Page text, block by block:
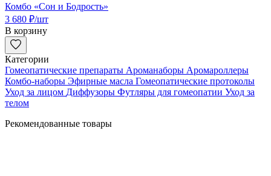
Комбо «Сон и Бодрость»
3 680 ₽/шт
В корзину
Категории
Гомеопатические препараты Ароманаборы Аромароллеры
Комбо-наборы Эфирные масла Гомеопатические протоколы
Уход за лицом Диффузоры Футляры для гомеопатии Уход за
телом
Рекомендованные товары